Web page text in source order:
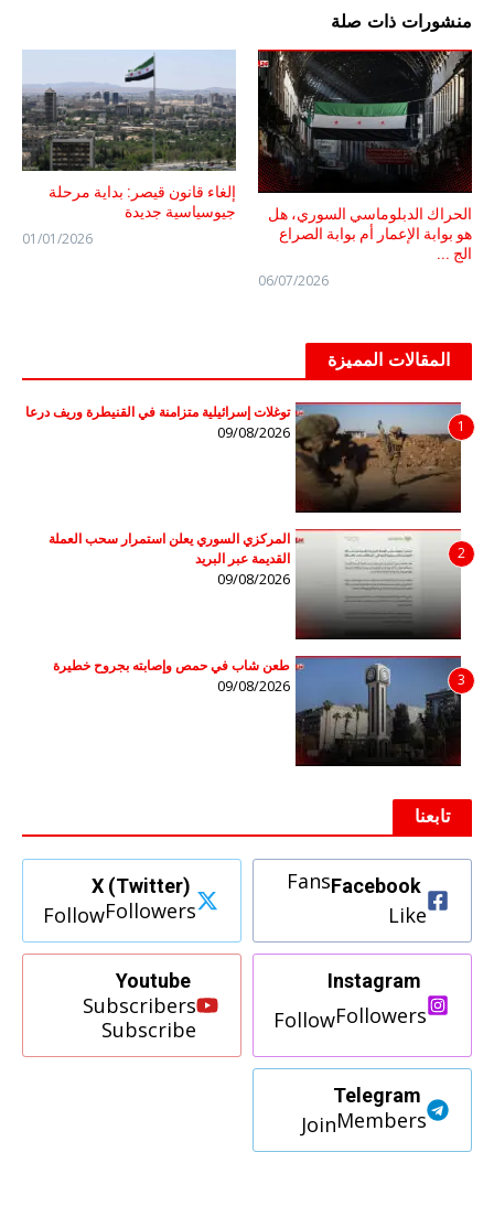
منشورات ذات صلة
الحراك الدبلوماسي السوري، هل
هو بوابة الإعمار أم بوابة الصراع
الج ...
06/07/2026
إلغاء قانون قيصر: بداية مرحلة
جيوسياسية جديدة
01/01/2026
المقالات المميزة
1
توغلات إسرائيلية متزامنة في القنيطرة وريف درعا
09/08/2026
2
المركزي السوري يعلن استمرار سحب العملة
القديمة عبر البريد
09/08/2026
3
طعن شاب في حمص وإصابته بجروح خطيرة
09/08/2026
تابعنا
Facebook
Fans
Like
X (Twitter)
Followers
Follow
Instagram
Followers
Follow
Youtube
Subscribers
Subscribe
Telegram
Members
Join